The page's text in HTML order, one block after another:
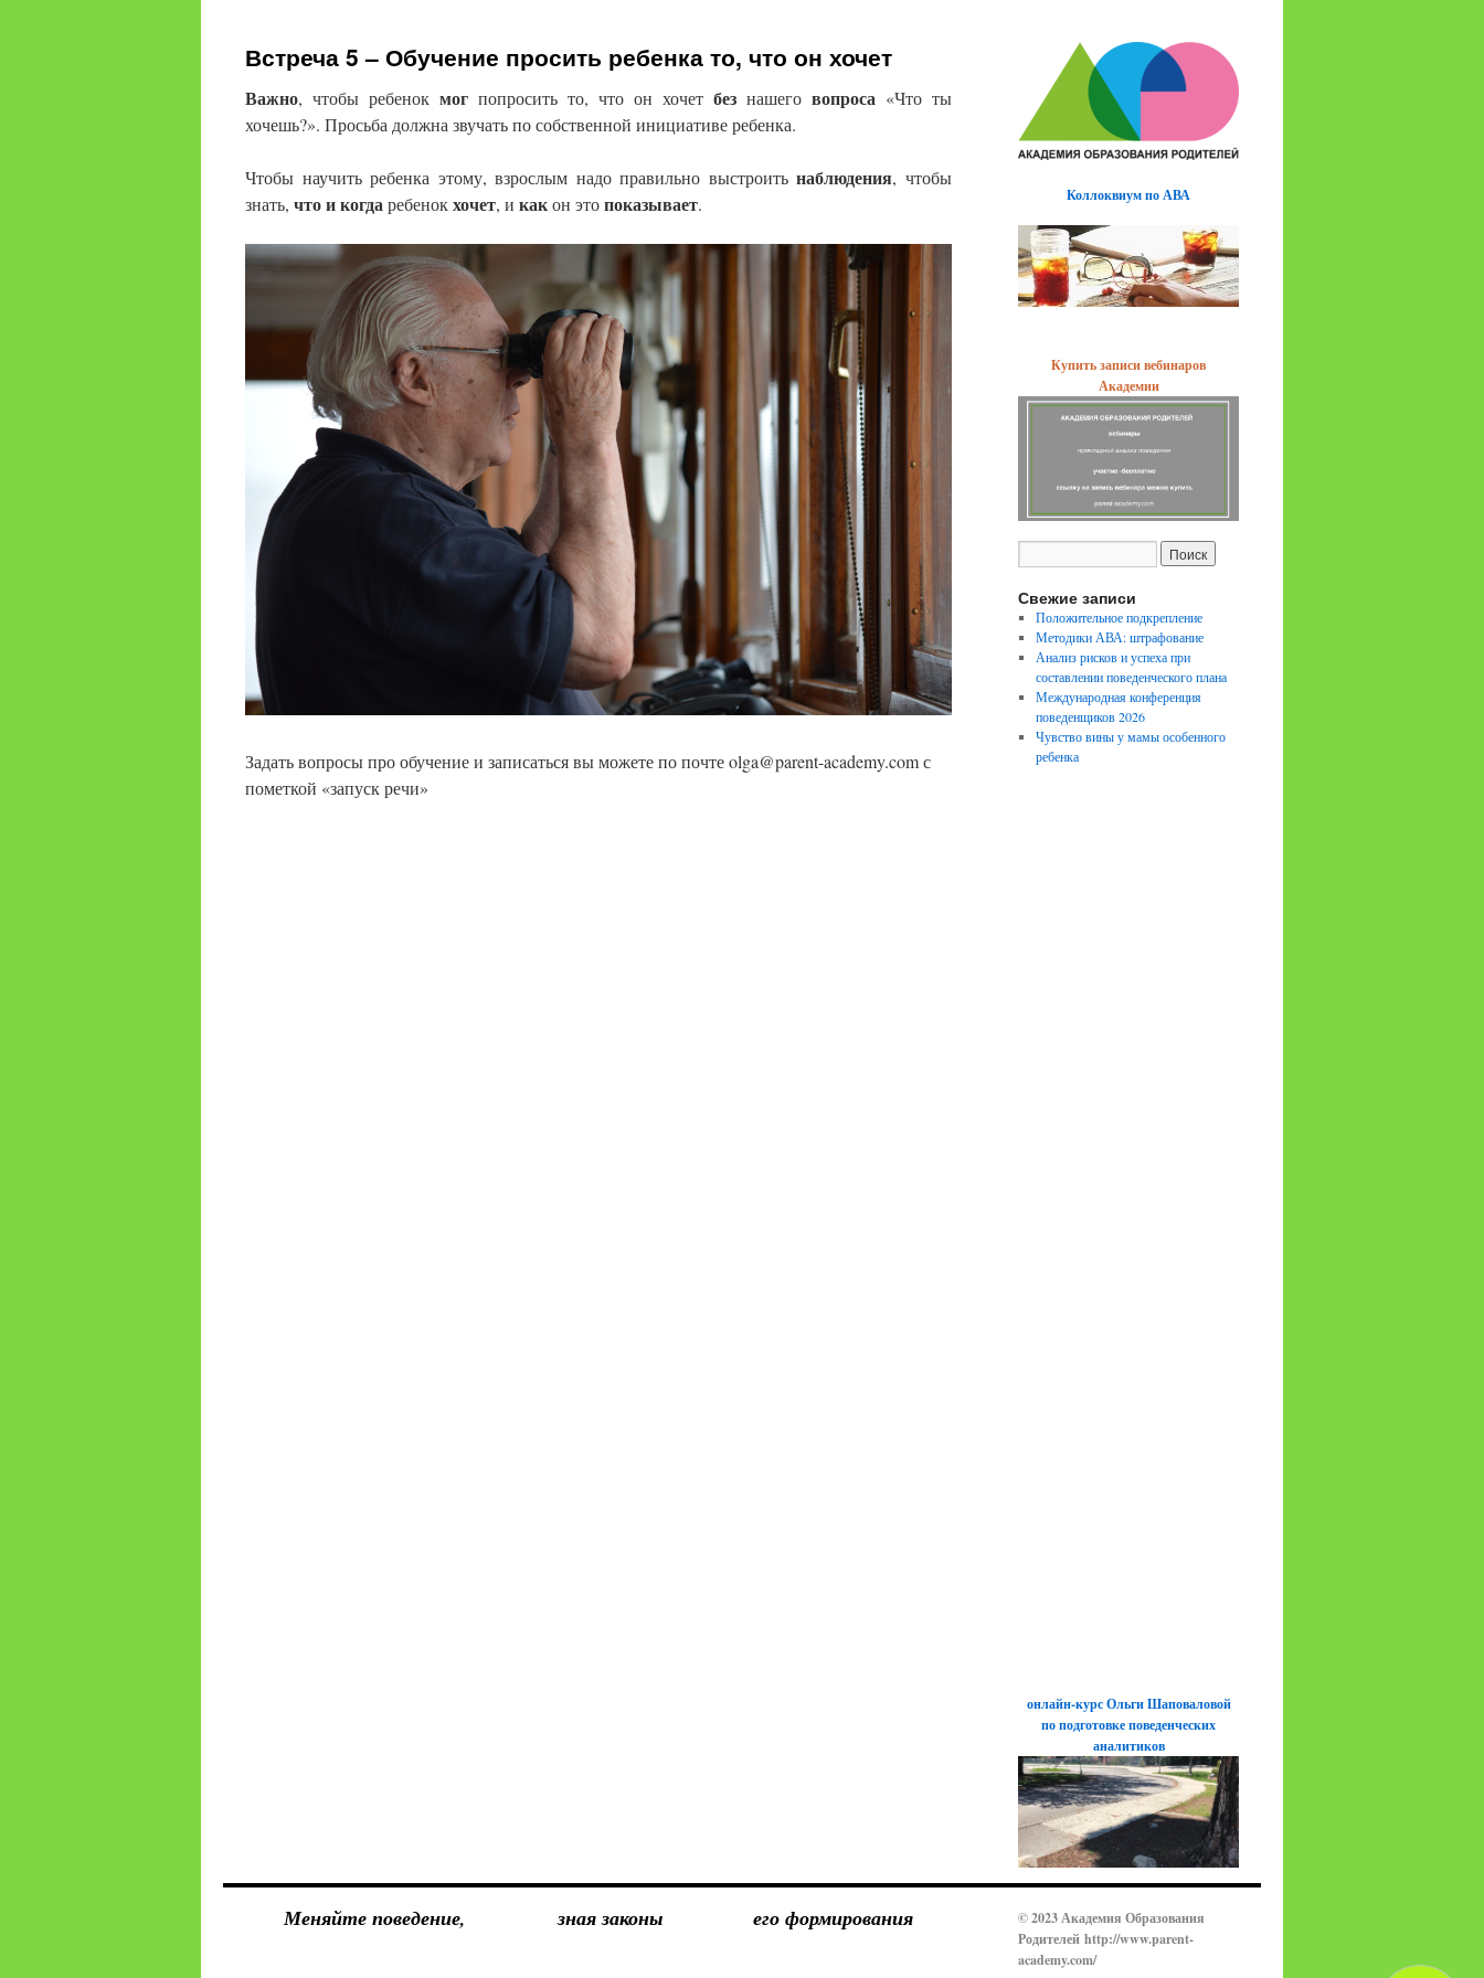
Встреча 5 – Обучение просить ребенка то, что он хочет
Важно, чтобы ребенок мог попросить то, что он хочет без нашего вопроса «Что ты
хочешь?». Просьба должна звучать по собственной инициативе ребенка.
Чтобы научить ребенка этому, взрослым надо правильно выстроитьнаблюдения, чтобы
знать, что и когдаребенокхочет, и какон этопоказывает.
Задать вопросы про обучение и записаться вы можете по почте olga@parent-academy.com с
пометкой «запуск речи»
Коллоквиум по АВА
Купить записи вебинаров
Академии
Свежие записи
Положительное подкрепление
Методики АВА: штрафование
Анализ рисков и успеха при
составлении поведенческого плана
Международная конференция
поведенщиков 2026
Чувство вины у мамы особенного
ребенка
онлайн-курс Ольги Шаповаловой
по подготовке поведенческих
аналитиков
Меняйте поведение, зная законы его формирования
© 2023 Академия Образования
Родителей http://www.parent-
academy.com/